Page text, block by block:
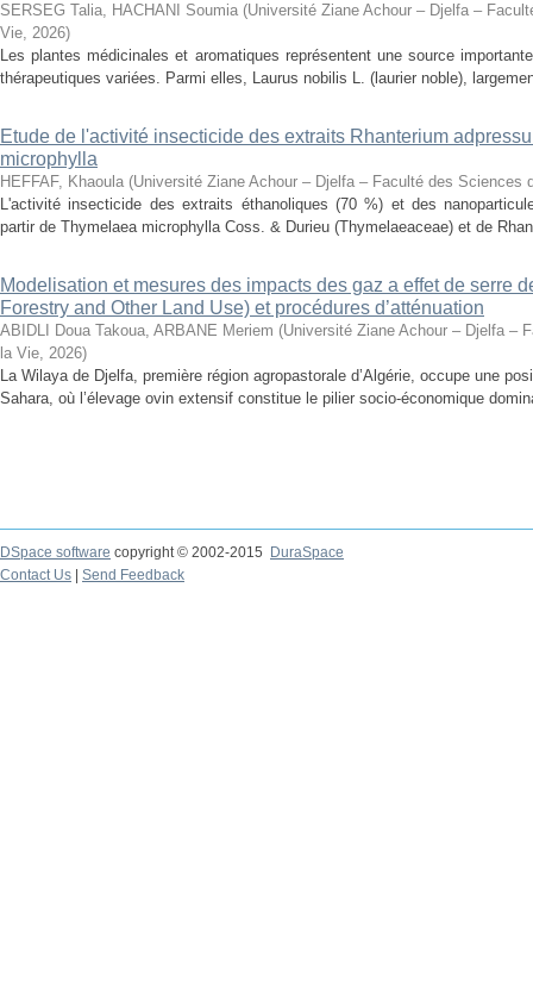
SERSEG Talia, HACHANI Soumia (Université Ziane Achour – Djelfa –
Vie, 2026)
Les plantes médicinales et aromatiques représentent une source
thérapeutiques variées. Parmi elles, Laurus nobilis L. (laurier noble),
Etude de l'activité insecticide des extraits Rhanterium
microphylla
HEFFAF, Khaoula (Université Ziane Achour – Djelfa – Faculté des Sciences
L'activité insecticide des extraits éthanoliques (70 %) et des
partir de Thymelaea microphylla Coss. & Durieu (Thymelaeaceae) et de
Modelisation et mesures des impacts des gaz a effet de serre
Forestry and Other Land Use) et procédures d’atténuation
ABIDLI Doua Takoua, ARBANE Meriem (Université Ziane Achour – Djelfa –
la Vie, 2026)
La Wilaya de Djelfa, première région agropastorale d’Algérie, occupe une
Sahara, où l’élevage ovin extensif constitue le pilier socio-économique
DSpace software copyright © 2002-2015
DuraSpace
Contact Us
Send Feedback